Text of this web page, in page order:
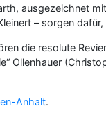
ausgezeichnet
– sorgen
die resolute
Ollenhauer
Anhalt.